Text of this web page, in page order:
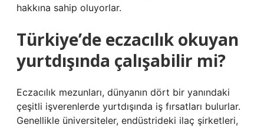
hakkına sahip oluyorlar.
Türkiye’de eczacılık okuyan
yurtdışında çalışabilir mi?
Eczacılık mezunları, dünyanın dört bir yanındaki
çeşitli işverenlerde yurtdışında iş fırsatları bulurlar.
Genellikle üniversiteler, endüstrideki ilaç şirketleri,